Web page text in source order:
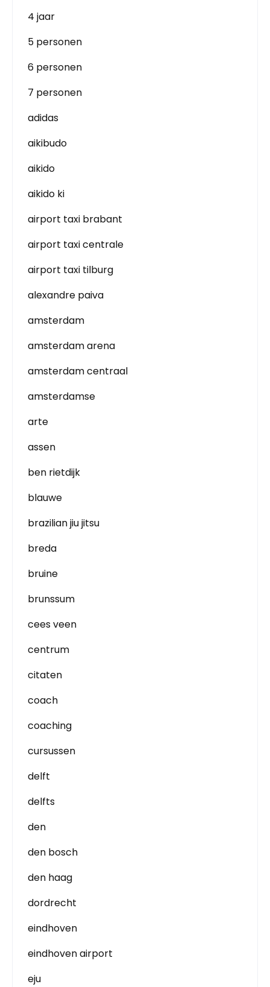
4 jaar
5 personen
6 personen
7 personen
adidas
aikibudo
aikido
aikido ki
airport taxi brabant
airport taxi centrale
airport taxi tilburg
alexandre paiva
amsterdam
amsterdam arena
amsterdam centraal
amsterdamse
arte
assen
ben rietdijk
blauwe
brazilian jiu jitsu
breda
bruine
brunssum
cees veen
centrum
citaten
coach
coaching
cursussen
delft
delfts
den
den bosch
den haag
dordrecht
eindhoven
eindhoven airport
eju